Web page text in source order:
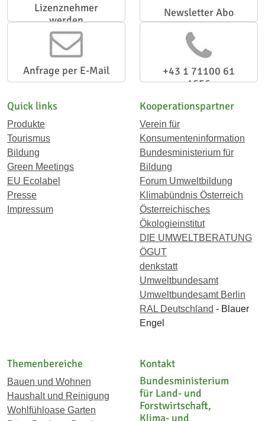
Lizenznehmer
werden
Newsletter Abo
Anfrage per E-Mail
+43 1 71100 61
1656
Quick links
Produkte
Tourismus
Bildung
Green Meetings
EU Ecolabel
Presse
Impressum
Kooperationspartner
Verein für
Konsumenteninformation
Bundesministerium für
Bildung
Forum Umweltbildung
Klimabündnis Österreich
Österreichisches
Ökologieinstitut
DIE UMWELTBERATUNG
ÖGUT
denkstatt
Umweltbundesamt
Umweltbundesamt Berlin
RAL Deutschland - Blauer
Engel
Themenbereiche
Bauen und Wohnen
Haushalt und Reinigung
Wohlfühloase Garten
Kontakt
Bundesministerium
für Land- und
Forstwirtschaft,
Klima- und